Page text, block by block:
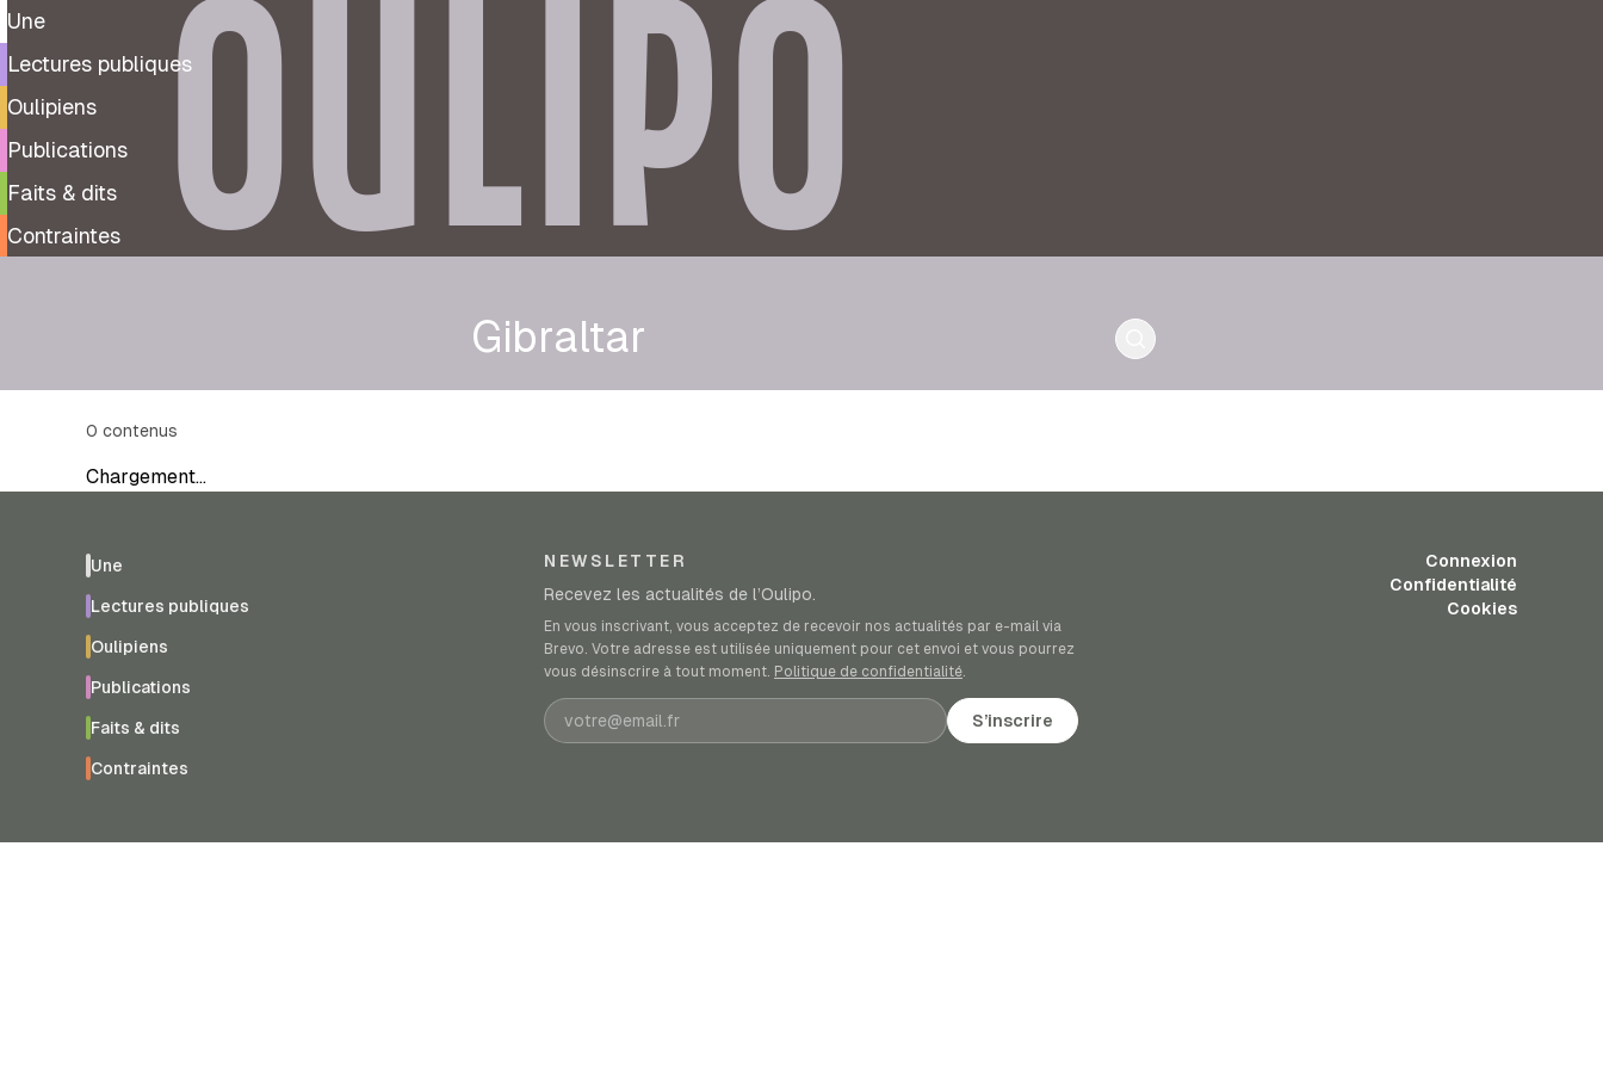
Une
Lectures publiques
Oulipiens
Publications
Faits & dits
Contraintes
OULIPO
Gibraltar
0 contenus
Chargement…
Une
Lectures publiques
Oulipiens
Publications
Faits & dits
Contraintes
NEWSLETTER
Recevez les actualités de l’Oulipo.
En vous inscrivant, vous acceptez de recevoir nos actualités par e-mail via
Brevo. Votre adresse est utilisée uniquement pour cet envoi et vous pourrez
vous désinscrire à tout moment. Politique de confidentialité.
Adresse e-mail S’inscrire
Connexion
Confidentialité
Cookies